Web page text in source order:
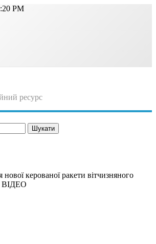
PM
ресурс
керованої ракети вітчизняного
ВІДЕО